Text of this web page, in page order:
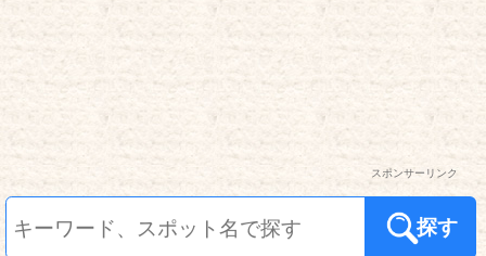
スポンサーリンク
探す